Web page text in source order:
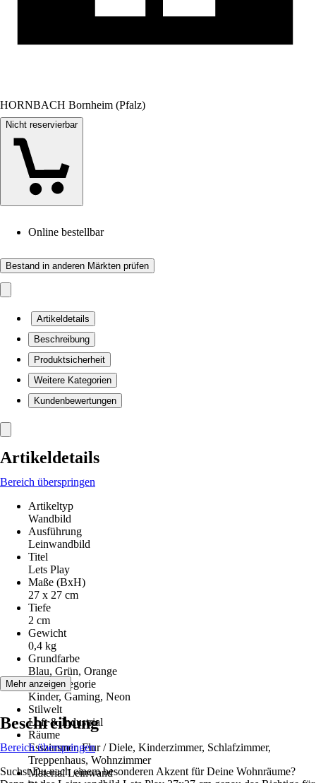
HORNBACH Bornheim (Pfalz)
Nicht reservierbar
Online bestellbar
Bestand in anderen Märkten prüfen
Artikeldetails
Beschreibung
Produktsicherheit
Weitere Kategorien
Kundenbewertungen
Artikeldetails
Bereich überspringen
Artikeltyp
Wandbild
Ausführung
Leinwandbild
Titel
Lets Play
Maße (BxH)
27 x 27 cm
Tiefe
2 cm
Gewicht
0,4 kg
Grundfarbe
Blau, Grün, Orange
Motivkategorie
Kinder, Gaming, Neon
Stilwelt
Loft & Industrial
Räume
Esszimmer, Flur / Diele, Kinderzimmer, Schlafzimmer,
Treppenhaus, Wohnzimmer
Material Leinwand
Mehr anzeigen
Beschreibung
Bereich überspringen
Suchst Du nach einem besonderen Akzent für Deine Wohnräume?